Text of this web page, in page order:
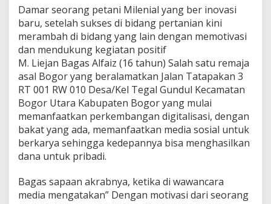
a
l
a
m
D
u
i
a
U
s
a
h
a
Damar seorang petani Milenial yang ber inovasi
baru, setelah sukses di bidang pertanian kini
merambah di bidang yang lain dengan memotivasi
dan mendukung kegiatan positif
M. Liejan Bagas Alfaiz (16 tahun) Salah satu remaja
asal Bogor yang beralamatkan Jalan Tatapakan 3
RT 001 RW 010 Desa/Kel Tegal Gundul Kecamatan
Bogor Utara Kabupaten Bogor yang mulai
memanfaatkan perkembangan digitalisasi, dengan
bakat yang ada, memanfaatkan media sosial untuk
berkarya sehingga kedepannya bisa menghasilkan
dana untuk pribadi.
Bagas sapaan akrabnya, ketika di wawancara
media mengatakan” Dengan motivasi dari seorang